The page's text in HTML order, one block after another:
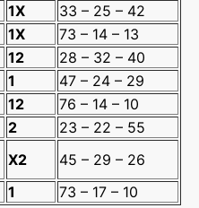
1X
33 – 25 – 42
1X
73 – 14 – 13
12
28 – 32 – 40
1
47 – 24 – 29
12
76 – 14 – 10
2
23 – 22 – 55
X2
45 – 29 – 26
1 73 – 17 – 10